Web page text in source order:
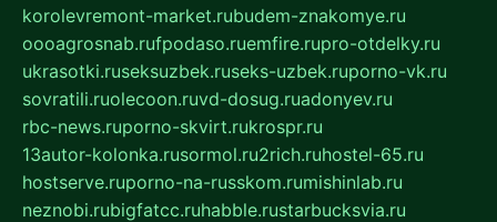
korolevremont-market.rubudem-znakomye.ru
oooagrosnab.rufpodaso.ruemfire.rupro-otdelky.ru
ukrasotki.ruseksuzbek.ruseks-uzbek.ruporno-vk.ru
sovratili.ruolecoon.ruvd-dosug.ruadonyev.ru
rbc-news.ruporno-skvirt.rukrospr.ru
13autor-kolonka.rusormol.ru2rich.ruhostel-65.ru
hostserve.ruporno-na-russkom.rumishinlab.ru
neznobi.rubigfatcc.ruhabble.rustarbucksvia.ru